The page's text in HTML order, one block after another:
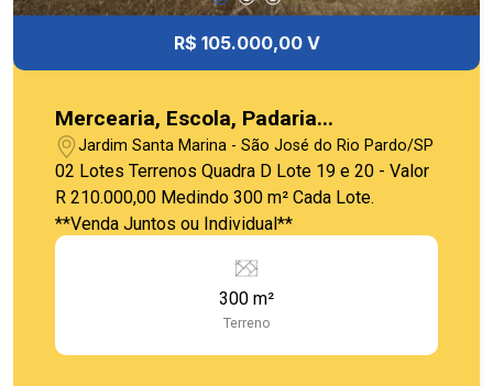
R$ 105.000,00 V
Mercearia, Escola, Padaria...
Jardim Santa Marina - São José do Rio Pardo/SP
02 Lotes Terrenos Quadra D Lote 19 e 20 - Valor
R 210.000,00 Medindo 300 m² Cada Lote.
**Venda Juntos ou Individual**
300 m²
Terreno